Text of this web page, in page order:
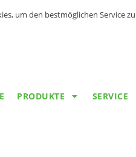
um den bestmöglichen Service
PRODUKTE SERVICE